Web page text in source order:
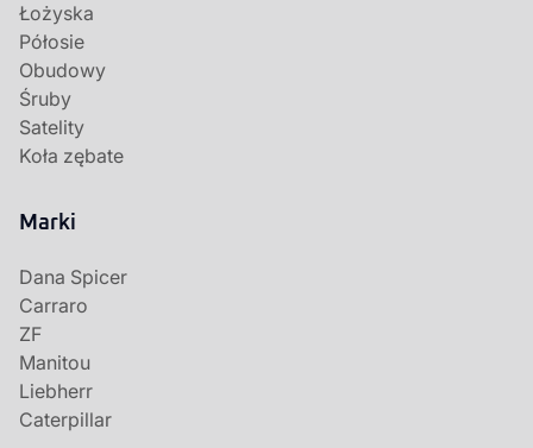
Łożyska
Półosie
Obudowy
Śruby
Satelity
Koła zębate
Marki
Dana Spicer
Carraro
ZF
Manitou
Liebherr
Caterpillar